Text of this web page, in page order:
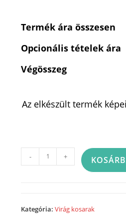
Termék ára összesen
Opcionális tételek ára
Végösszeg
Az elkészült termék
kosár
- +
Kategória:Virág kosarak